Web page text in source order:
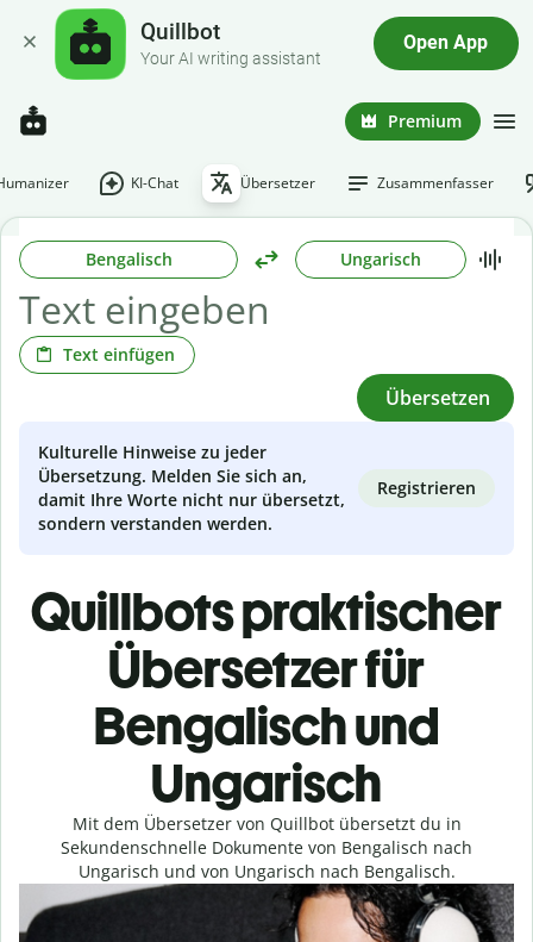
Quillbot
Your AI writing assistant
Open App
Premium
KI-Chat Übersetzer Zusammenfasser
Bengalisch Ungarisch
Text einfügen
Übersetzen
Kulturelle Hinweise zu jeder
Übersetzung. Melden Sie sich an,
damit Ihre Worte nicht nur übersetzt,
sondern verstanden werden.
Registrieren
Quillbots praktischer
Übersetzer für
Bengalisch und
Ungarisch
Mit dem Übersetzer von Quillbot übersetzt du in
Sekundenschnelle Dokumente von Bengalisch nach
Ungarisch und von Ungarisch nach Bengalisch.